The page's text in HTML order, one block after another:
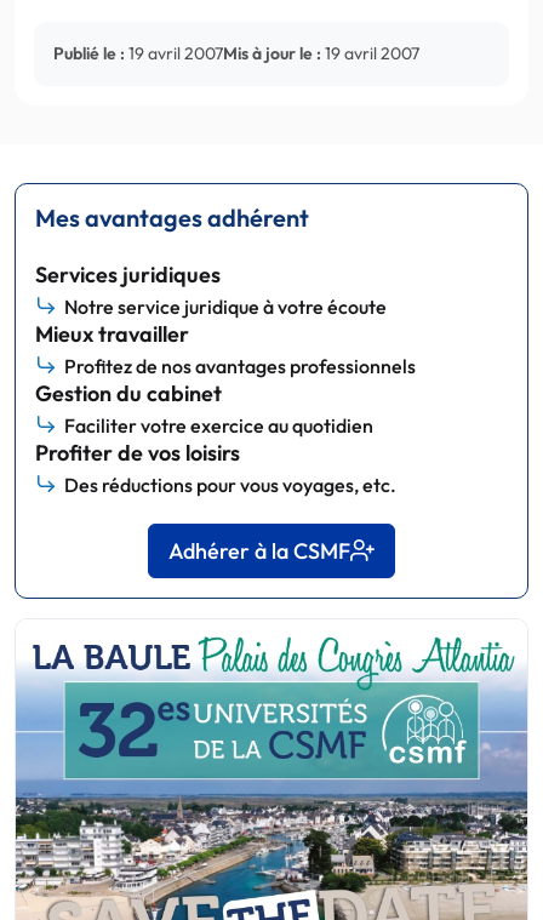
Publié le : 19 avril 2007Mis à jour le : 19 avril 2007
Mes avantages adhérent
Services juridiques
Notre service juridique à votre écoute
Mieux travailler
Profitez de nos avantages professionnels
Gestion du cabinet
Faciliter votre exercice au quotidien
Profiter de vos loisirs
Des réductions pour vous voyages, etc.
Adhérer à la CSMF